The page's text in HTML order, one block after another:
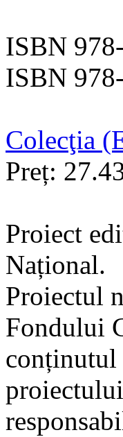
ISBN
ISBN
Colecţia
Preț:
Proiect
Național.
Proiectul
Fondului
conținutul